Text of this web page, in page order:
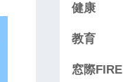
健康
教育
窓際FIRE